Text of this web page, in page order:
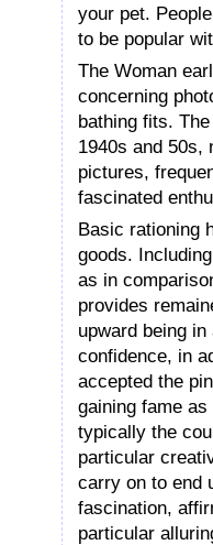
your pet.
to be popular
The Woman
concerning
bathing fits.
1940s and 50s,
pictures,
fascinated
Basic rationing
goods.
as in
provides
upward being
confidence, in
accepted the
gaining fame
typically the
particular
carry on to end
fascination,
particular